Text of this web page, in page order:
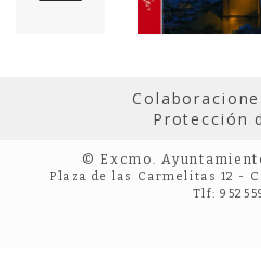
Protección
© Excmo.
Plaza de las Carmelitas 12 -
Tlf: